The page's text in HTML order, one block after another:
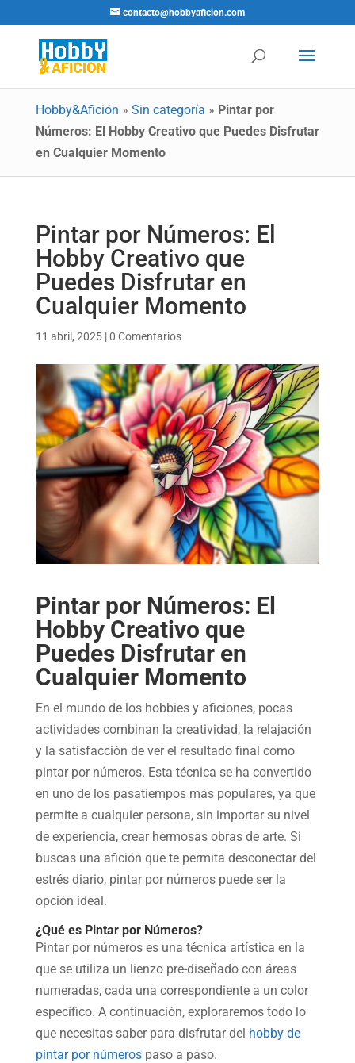
contacto@hobbyaficion.com
Hobby&Afición » Sin categoría » Pintar por
Números: El Hobby Creativo que Puedes Disfrutar
en Cualquier Momento
Pintar por Números: El
Hobby Creativo que
Puedes Disfrutar en
Cualquier Momento
11 abril, 2025|0 Comentarios
Pintar por Números: El
Hobby Creativo que
Puedes Disfrutar en
Cualquier Momento
En el mundo de los hobbies y aficiones, pocas
actividades combinan la creatividad, la relajación
y la satisfacción de ver el resultado final como
pintar por números. Esta técnica se ha convertido
en uno de los pasatiempos más populares, ya que
permite a cualquier persona, sin importar su nivel
de experiencia, crear hermosas obras de arte. Si
buscas una afición que te permita desconectar del
estrés diario, pintar por números puede ser la
opción ideal.
¿Qué es Pintar por Números?
Pintar por números es una técnica artística en la
que se utiliza un lienzo pre-diseñado con áreas
numeradas, cada una correspondiente a un color
específico. A continuación, exploraremos todo lo
que necesitas saber para disfrutar del hobby de
pintar por númerospaso a paso.